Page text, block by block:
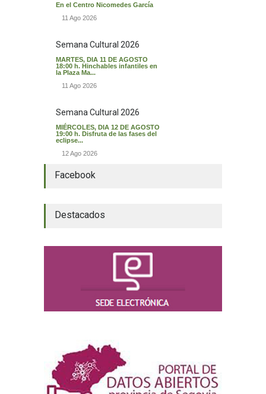
En el Centro Nicomedes García
11 Ago 2026
Semana Cultural 2026
MARTES, DIA 11 DE AGOSTO
18:00 h. Hinchables infantiles en
la Plaza Ma...
11 Ago 2026
Semana Cultural 2026
MIÉRCOLES, DIA 12 DE AGOSTO
19:00 h. Disfruta de las fases del
eclipse...
12 Ago 2026
Facebook
Destacados